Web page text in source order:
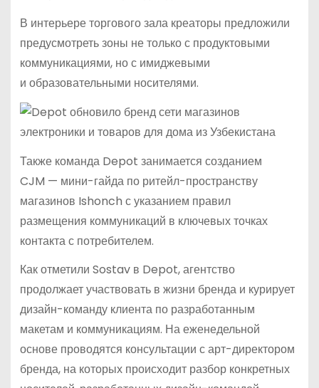
В интерьере торгового зала креаторы предложили
предусмотреть зоны не только с продуктовыми
коммуникациями, но с имиджевыми
и образовательными носителями.
Также команда Depot занимается созданием
CJM — мини-гайда по ритейл-пространству
магазинов Ishonch с указанием правил
размещения коммуникаций в ключевых точках
контакта с потребителем.
Как отметили Sostav в Depot, агентство
продолжает участвовать в жизни бренда и курирует
дизайн-команду клиента по разработанным
макетам и коммуникациям. На еженедельной
основе проводятся консультации с арт-директором
бренда, на которых происходит разбор конкретных